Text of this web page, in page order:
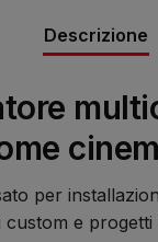
Descrizione
per
e progetti